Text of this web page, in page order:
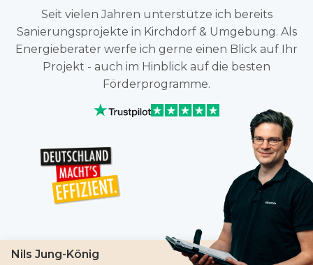
Seit vielen Jahren unterstütze ich bereits
Sanierungsprojekte in Kirchdorf & Umgebung. Als
Energieberater werfe ich gerne einen Blick auf Ihr
Projekt - auch im Hinblick auf die besten
Förderprogramme.
Nils Jung-König